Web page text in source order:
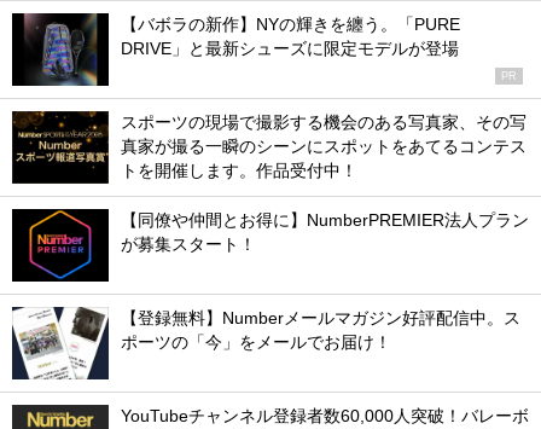
【バボラの新作】NYの輝きを纏う。「PURE
DRIVE」と最新シューズに限定モデルが登場
PR
スポーツの現場で撮影する機会のある写真家、その写
真家が撮る一瞬のシーンにスポットをあてるコンテス
トを開催します。作品受付中！
【同僚や仲間とお得に】NumberPREMIER法人プラン
が募集スタート！
【登録無料】Numberメールマガジン好評配信中。ス
ポーツの「今」をメールでお届け！
YouTubeチャンネル登録者数60,000人突破！バレーボ